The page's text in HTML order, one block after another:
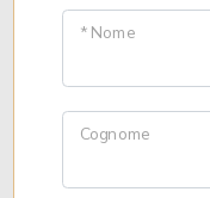
* Nome
Cognome